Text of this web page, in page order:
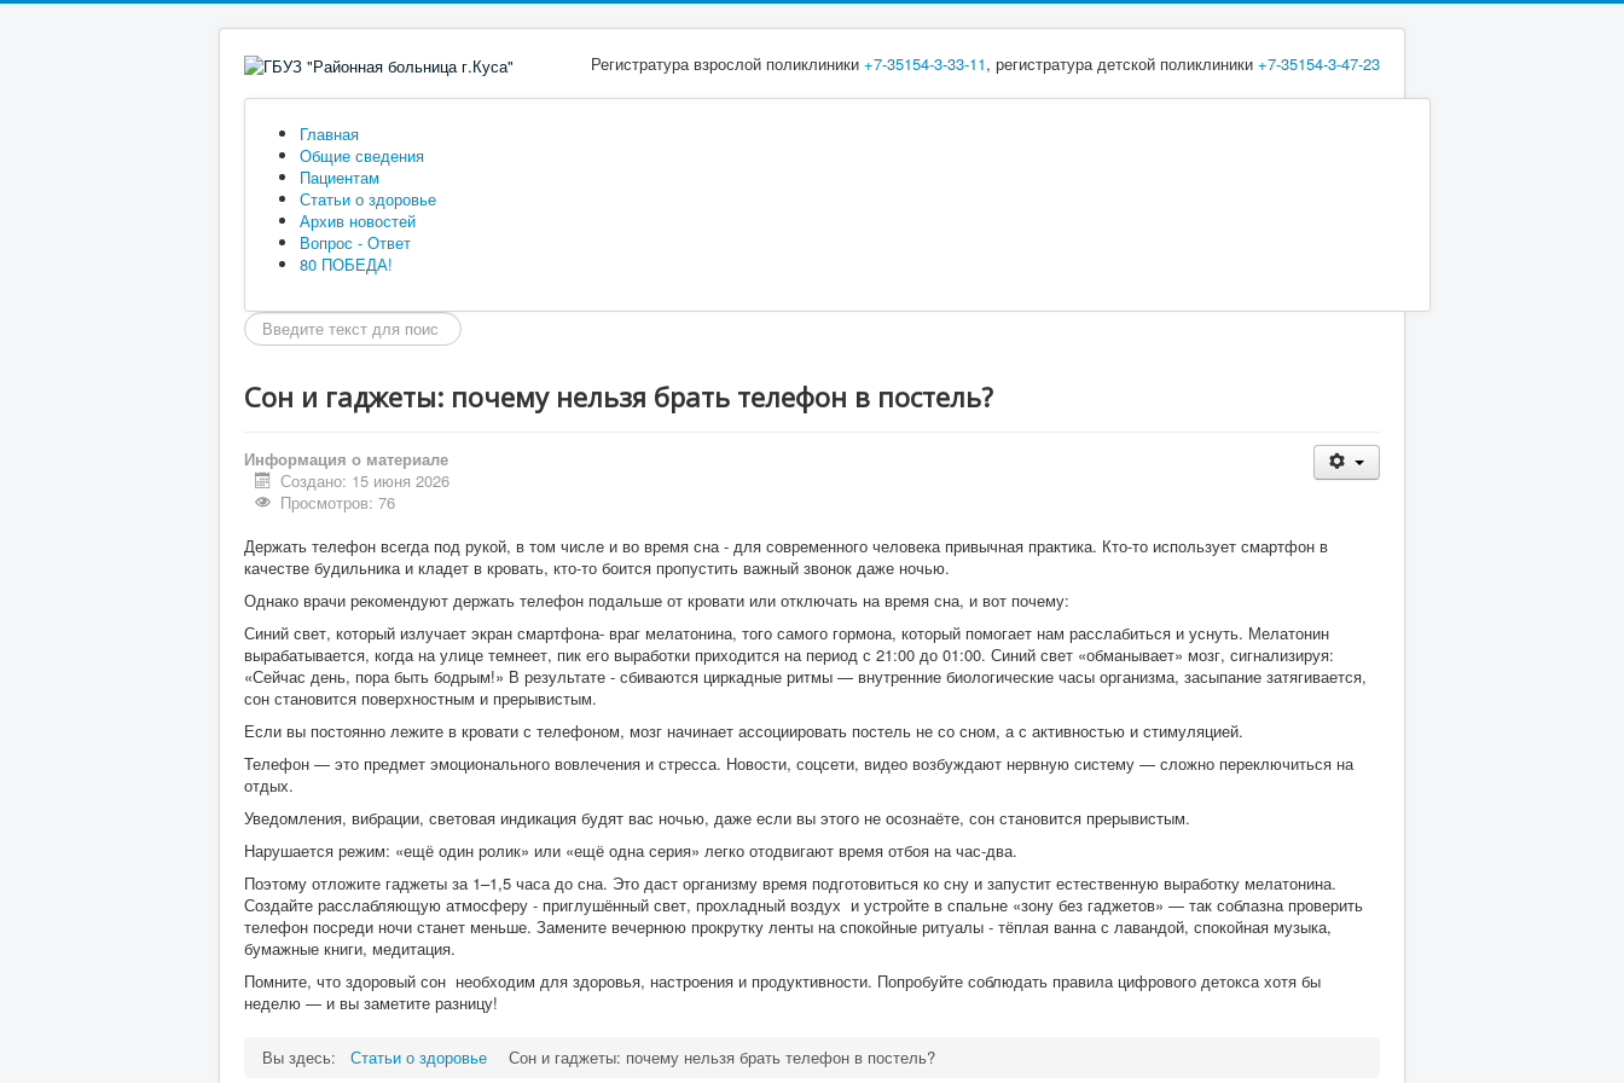
Регистратура взрослой поликлиники +7-35154-3-33-11, регистратура детской поликлиники +7-35154-3-47-23
Главная
Общие сведения
Пациентам
Статьи о здоровье
Архив новостей
Вопрос - Ответ
80 ПОБЕДА!
Искать...
Сон и гаджеты: почему нельзя брать телефон в постель?
Информация о материале
Создано: 15 июня 2026
Просмотров: 76
Держать телефон всегда под рукой, в том числе и во время сна - для современного человека привычная практика. Кто-то использует смартфон в
качестве будильника и кладет в кровать, кто-то боится пропустить важный звонок даже ночью.
Однако врачи рекомендуют держать телефон подальше от кровати или отключать на время сна, и вот почему:
Синий свет, который излучает экран смартфона- враг мелатонина, того самого гормона, который помогает нам расслабиться и уснуть. Мелатонин
вырабатывается, когда на улице темнеет, пик его выработки приходится на период с 21:00 до 01:00. Синий свет «обманывает» мозг, сигнализируя:
«Сейчас день, пора быть бодрым!» В результате - сбиваются циркадные ритмы — внутренние биологические часы организма, засыпание затягивается,
сон становится поверхностным и прерывистым.
Если вы постоянно лежите в кровати с телефоном, мозг начинает ассоциировать постель не со сном, а с активностью и стимуляцией.
Телефон — это предмет эмоционального вовлечения и стресса. Новости, соцсети, видео возбуждают нервную систему — сложно переключиться на
отдых.
Уведомления, вибрации, световая индикация будят вас ночью, даже если вы этого не осознаёте, сон становится прерывистым.
Нарушается режим: «ещё один ролик» или «ещё одна серия» легко отодвигают время отбоя на час‑два.
Поэтому отложите гаджеты за 1–1,5 часа до сна. Это даст организму время подготовиться ко сну и запустит естественную выработку мелатонина.
Создайте расслабляющую атмосферу - приглушённый свет, прохладный воздух и устройте в спальне «зону без гаджетов» — так соблазна проверить
телефон посреди ночи станет меньше. Замените вечернюю прокрутку ленты на спокойные ритуалы - тёплая ванна с лавандой, спокойная музыка,
бумажные книги, медитация.
Помните, что здоровый сон необходим для здоровья, настроения и продуктивности. Попробуйте соблюдать правила цифрового детокса хотя бы
неделю — и вы заметите разницу!
Вы здесь: Статьи о здоровье Сон и гаджеты: почему нельзя брать телефон в постель?